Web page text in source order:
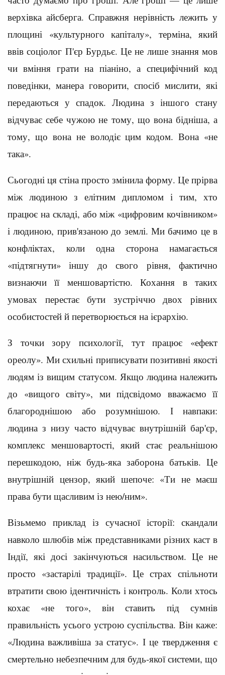
верхівка айсберга. Справжня нерівність лежить у
площині «культурного капіталу», терміна, який
ввів соціолог П'єр Бурдьє. Це не лише знання мов
чи вміння грати на піаніно, а специфічний код
поведінки, манера говорити, спосіб мислити, які
передаються у спадок. Людина з іншого стану
відчуває себе чужою не тому, що вона бідніша, а
тому, що вона не володіє цим кодом. Вона «не
така».
Сьогодні ця стіна просто змінила форму. Це прірва
між людиною з елітним дипломом і тим, хто
працює на складі, або між «цифровим кочівником»
і людиною, прив'язаною до землі. Ми бачимо це в
конфліктах, коли одна сторона намагається
«підтягнути» іншу до свого рівня, фактично
визнаючи її меншовартістю. Кохання в таких
умовах перестає бути зустріччю двох рівних
особистостей й перетворюється на ієрархію.
З точки зору психології, тут працює «ефект
ореолу». Ми схильні приписувати позитивні якості
людям із вищим статусом. Якщо людина належить
до «вищого світу», ми підсвідомо вважаємо її
благороднішою або розумнішою. І навпаки:
людина з низу часто відчуває внутрішній бар'єр,
комплекс меншовартості, який стає реальнішою
перешкодою, ніж будь-яка заборона батьків. Це
внутрішній цензор, який шепоче: «Ти не маєш
права бути щасливим із нею/ним».
Візьмемо приклад із сучасної історії: скандали
навколо шлюбів між представниками різних каст в
Індії, які досі закінчуються насильством. Це не
просто «застарілі традиції». Це страх спільноти
втратити свою ідентичність і контроль. Коли хтось
кохає «не того», він ставить під сумнів
правильність усього устрою суспільства. Він каже:
«Людина важливіша за статус». І це твердження є
смертельно небезпечним для будь-якої системи, що